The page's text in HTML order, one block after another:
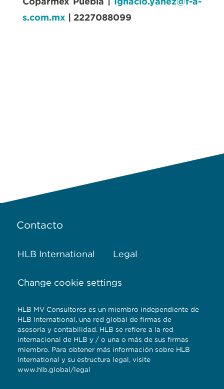
s.com.mx | 2227088099
Contacto
HLB International Legal
Change cookie settings
HLB MV Consultores es un miembro independiente de
HLB International, una red global de firmas de
asesoría y contabilidad. HLB se refiere a la red
internacional de HLB y / o una o más de sus firmas
miembro. Para obtener más información sobre HLB
International y su estructura legal, visite
www.hlb.global/legal